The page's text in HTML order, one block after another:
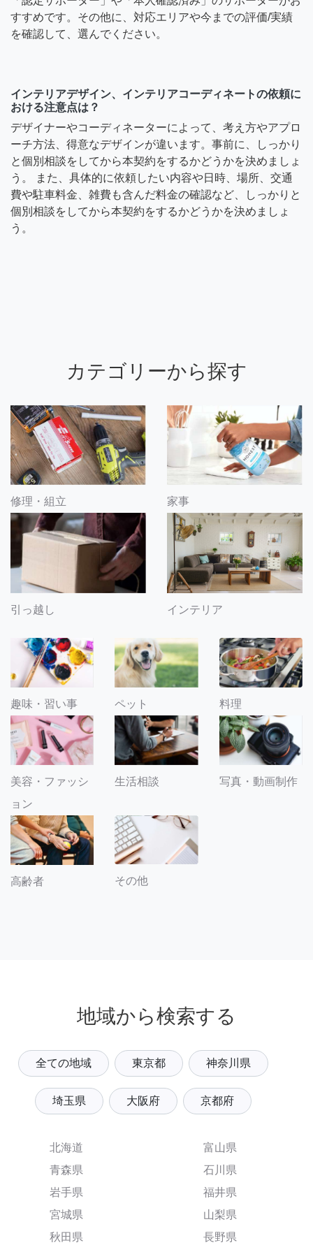
すすめです。その他に、対応エリアや今までの評価/実績
を確認して、選んでください。
インテリアデザイン、インテリアコーディネートの依頼に
おける注意点は？
デザイナーやコーディネーターによって、考え方やアプロ
ーチ方法、得意なデザインが違います。事前に、しっかり
と個別相談をしてから本契約をするかどうかを決めましょ
う。 また、具体的に依頼したい内容や日時、場所、交通
費や駐車料金、雑費も含んだ料金の確認など、しっかりと
個別相談をしてから本契約をするかどうかを決めましょ
う。
カテゴリーから探す
修理・組立 家事
引っ越し インテリア
趣味・習い事 ペット 料理
美容・ファッシ
ョン
生活相談 写真・動画制作
高齢者 その他
地域から検索する
全ての地域 東京都 神奈川県
埼玉県 大阪府 京都府
北海道
青森県
岩手県
宮城県
秋田県
富山県
石川県
福井県
山梨県
長野県